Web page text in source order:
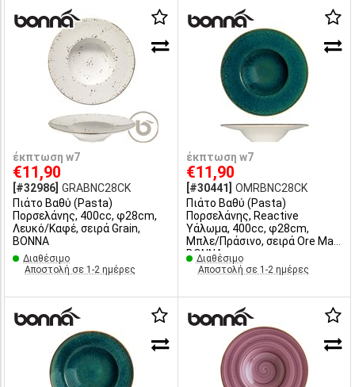
έκπτωση w7
€11,90
[#32986] GRABNC28CK
Πιάτο Βαθύ (Pasta)
Πορσελάνης, 400cc, φ28cm,
Λευκό/Καφέ, σειρά Grain,
BONNA
Διαθέσιμο
Αποστολή σε 1-2 ημέρες
έκπτωση w7
€11,90
[#30441]
OMRBNC28CK
Πιάτο Βαθύ (Pasta)
Πορσελάνης, Reactive
Υάλωμα, 400cc, φ28cm,
Μπλε/Πράσινο, σειρά Ore Mar,
BONNA
Διαθέσιμο
Αποστολή σε 1-2 ημέρες